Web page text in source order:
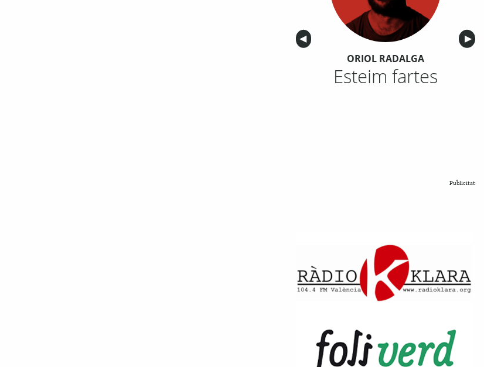
Anterior
◀︎ ▶︎
ORIOL RADALGA
Esteim fartes
Publicitat